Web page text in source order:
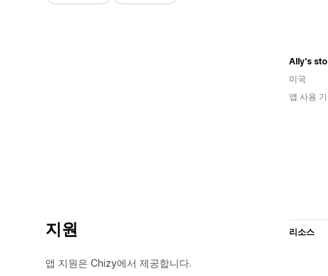
Ally's
미국
앱 사용
지원
앱 지원은 Chizy에서 제공합니다.
리소스